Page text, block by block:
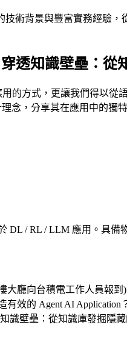
技術背景與豐富實務經驗
穿透知識壁壘：
的方式，更讓我們得以從
理念，分享其在應用中的
DL / RL / LLM 應用。具
大廳向台積電工作人員報到)
有效的 Agent AI Application
知識壁壘：從知識庫發掘隱